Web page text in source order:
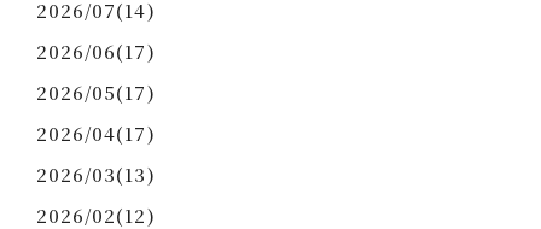
2026/07(14)
2026/06(17)
2026/05(17)
2026/04(17)
2026/03(13)
2026/02(12)